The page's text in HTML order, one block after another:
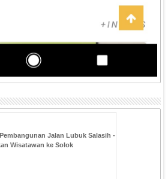
Jalan Lubuk Salasih -
Wisatawan ke Solok